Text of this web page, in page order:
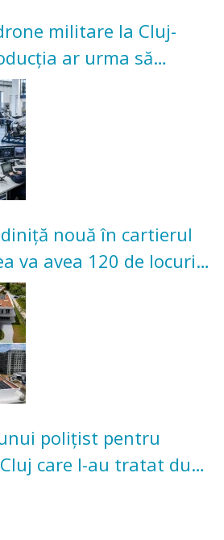
militare la Cluj-
ar urma să
acestui an
nouă în cartierul
va avea 120 de locuri
polițist pentru
care l-au tratat după